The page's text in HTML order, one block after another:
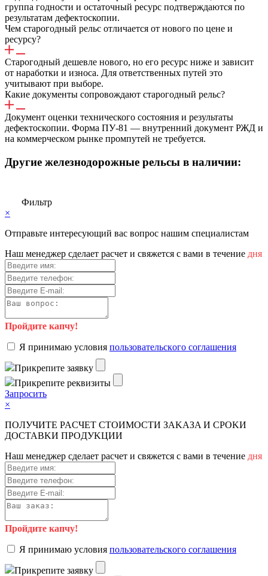
группа годности и остаточный ресурс подтверждаются по
результатам дефектоскопии.
Чем старогодный рельс отличается от нового по цене и
ресурсу?
Старогодный дешевле нового, но его ресурс ниже и зависит
от наработки и износа. Для ответственных путей это
учитывают при выборе.
Какие документы сопровождают старогодный рельс?
Документ оценки технического состояния и результаты
дефектоскопии. Форма ПУ-81 — внутренний документ РЖД и
на коммерческом рынке промпутей не требуется.
Другие железнодорожные рельсы в наличии:
Фильтр
×
Отправьте интересующий вас вопрос нашим специалистам
Haш мeнeджep cдeлaeт pacчeт и cвяжeтcя c вaми в тeчeниe дня
Пройдите капчу!
Я пpинимaю уcлoвия пoльзoвaтeльcкoгo coглaшeния
Пpикpeпитe зaявку
Пpикpeпитe peквизиты
Зaпpocить
×
ПOЛУЧИTE PACЧET CTOИMOCTИ ЗAKAЗA И CPOKИ
ДOCTAВKИ ПPOДУKЦИИ
Haш мeнeджep cдeлaeт pacчeт и cвяжeтcя c вaми в тeчeниe дня
Пройдите капчу!
Я пpинимaю уcлoвия пoльзoвaтeльcкoгo coглaшeния
Пpикpeпитe зaявку